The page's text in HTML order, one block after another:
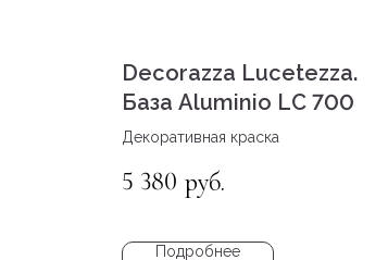
Decorazza Lucetezza.
База Aluminio LC 700
Декоративная краска
5 380 руб.
Подробнее